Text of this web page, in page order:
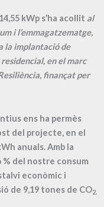
kWp s’ha acollit al
i l’emmagatzematge,
la implantació de
en el marc
finançat per
ens ha permès
del projecte, en el
anuals. Amb la
% del nostre consum
econòmic i
de 9,19 tones de CO2.